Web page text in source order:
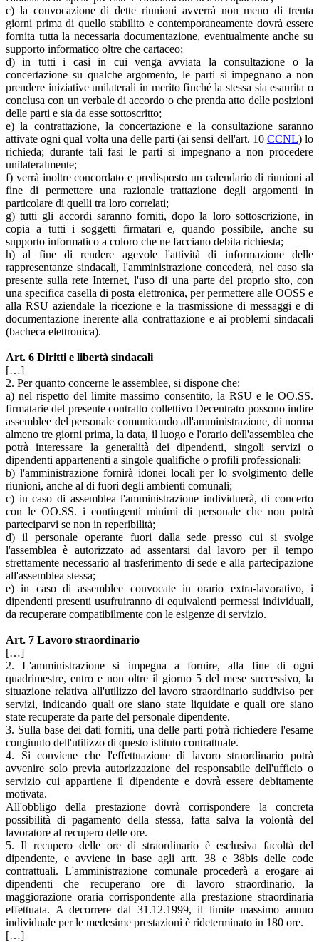
c) la convocazione di dette riunioni avverrà non meno di trenta
giorni prima di quello stabilito e contemporaneamente dovrà essere
fornita tutta la necessaria documentazione, eventualmente anche su
supporto informatico oltre che cartaceo;
d) in tutti i casi in cui venga avviata la consultazione o la
concertazione su qualche argomento, le parti si impegnano a non
prendere iniziative unilaterali in merito finché la stessa sia esaurita o
conclusa con un verbale di accordo o che prenda atto delle posizioni
delle parti e sia da esse sottoscritto;
e) la contrattazione, la concertazione e la consultazione saranno
attivate ogni qual volta una delle parti (ai sensi dell'art. 10 CCNL) lo
richieda; durante tali fasi le parti si impegnano a non procedere
unilateralmente;
f) verrà inoltre concordato e predisposto un calendario di riunioni al
fine di permettere una razionale trattazione degli argomenti in
particolare di quelli tra loro correlati;
g) tutti gli accordi saranno forniti, dopo la loro sottoscrizione, in
copia a tutti i soggetti firmatari e, quando possibile, anche su
supporto informatico a coloro che ne facciano debita richiesta;
h) al fine di rendere agevole l'attività di informazione delle
rappresentanze sindacali, l'amministrazione concederà, nel caso sia
presente sulla rete Internet, l'uso di una parte del proprio sito, con
una specifica casella di posta elettronica, per permettere alle OOSS e
alla RSU aziendale la ricezione e la trasmissione di messaggi e di
documentazione inerente alla contrattazione e ai problemi sindacali
(bacheca elettronica).
Art. 6 Diritti e libertà sindacali
[…]
2. Per quanto concerne le assemblee, si dispone che:
a) nel rispetto del limite massimo consentito, la RSU e le OO.SS.
firmatarie del presente contratto collettivo Decentrato possono indire
assemblee del personale comunicando all'amministrazione, di norma
almeno tre giorni prima, la data, il luogo e l'orario dell'assemblea che
potrà interessare la generalità dei dipendenti, singoli servizi o
dipendenti appartenenti a singole qualifiche o profili professionali;
b) l'amministrazione fornirà idonei locali per lo svolgimento delle
riunioni, anche al di fuori degli ambienti comunali;
c) in caso di assemblea l'amministrazione individuerà, di concerto
con le OO.SS. i contingenti minimi di personale che non potrà
parteciparvi se non in reperibilità;
d) il personale operante fuori dalla sede presso cui si svolge
l'assemblea è autorizzato ad assentarsi dal lavoro per il tempo
strettamente necessario al trasferimento di sede e alla partecipazione
all'assemblea stessa;
e) in caso di assemblee convocate in orario extra-lavorativo, i
dipendenti presenti usufruiranno di equivalenti permessi individuali,
da recuperare compatibilmente con le esigenze di servizio.
Art. 7 Lavoro straordinario
[…]
2. L'amministrazione si impegna a fornire, alla fine di ogni
quadrimestre, entro e non oltre il giorno 5 del mese successivo, la
situazione relativa all'utilizzo del lavoro straordinario suddiviso per
servizi, indicando quali ore siano state liquidate e quali ore siano
state recuperate da parte del personale dipendente.
3. Sulla base dei dati forniti, una delle parti potrà richiedere l'esame
congiunto dell'utilizzo di questo istituto contrattuale.
4. Si conviene che l'effettuazione di lavoro straordinario potrà
avvenire solo previa autorizzazione del responsabile dell'ufficio o
servizio cui appartiene il dipendente e dovrà essere debitamente
motivata.
All'obbligo della prestazione dovrà corrispondere la concreta
possibilità di pagamento della stessa, fatta salva la volontà del
lavoratore al recupero delle ore.
5. Il recupero delle ore di straordinario è esclusiva facoltà del
dipendente, e avviene in base agli artt. 38 e 38bis delle code
contrattuali. L'amministrazione comunale procederà a erogare ai
dipendenti che recuperano ore di lavoro straordinario, la
maggiorazione oraria corrispondente alla prestazione straordinaria
effettuata. A decorrere dal 31.12.1999, il limite massimo annuo
individuale per le medesime prestazioni è rideterminato in 180 ore.
[…]